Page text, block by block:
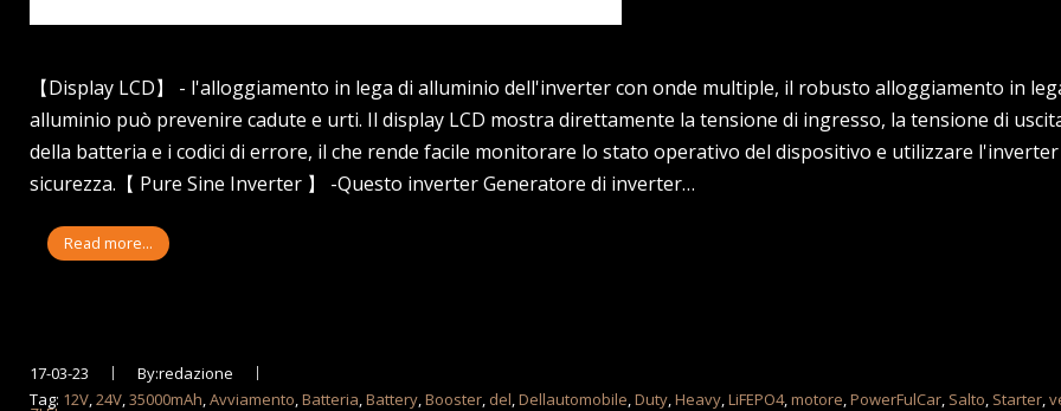
【Display LCD】 - l'alloggiamento in lega di alluminio dell'inverter con onde multiple, il robusto alloggiamento in
alluminio può prevenire cadute e urti. Il display LCD mostra direttamente la tensione di ingresso, la tensione di
della batteria e i codici di errore, il che rende facile monitorare lo stato operativo del dispositivo e utilizzare
sicurezza.【 Pure Sine Inverter 】 -Questo inverter Generatore di inverter…
Read more...
17-03-23
By:redazione
Tag: 12V ,24V ,35000mAh ,Avviamento ,Batteria ,Battery ,Booster del ,Dellautomobile ,Duty ,Heavy ,LiFEPO4,motore ,PowerFulCar Salto Starter ,